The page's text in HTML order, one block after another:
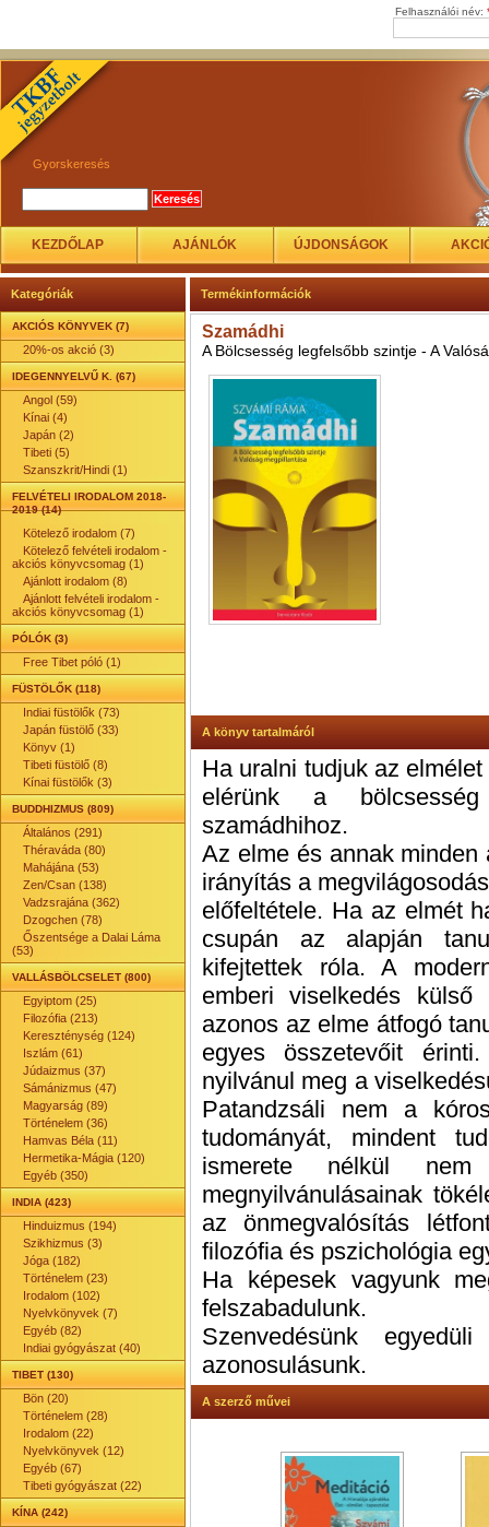
Felhasználói név:
Gyorskeresés
KEZDŐLAP AJÁNLÓK ÚJDONSÁGOK
Kategóriák
AKCIÓS KÖNYVEK (7)
20%-os akció (3)
IDEGENNYELVŰ K. (67)
Angol (59)
Kínai (4)
Japán (2)
Tibeti (5)
Szanszkrit/Hindi (1)
FELVÉTELI IRODALOM 2018-
2019 (14)
Kötelező irodalom (7)
Kötelező felvételi irodalom -
akciós könyvcsomag (1)
Ajánlott irodalom (8)
Ajánlott felvételi irodalom -
akciós könyvcsomag (1)
PÓLÓK (3)
Free Tibet póló (1)
FÜSTÖLŐK (118)
Indiai füstölők (73)
Japán füstölő (33)
Könyv (1)
Tibeti füstölő (8)
Kínai füstölők (3)
BUDDHIZMUS (809)
Általános (291)
Théraváda (80)
Mahájána (53)
Zen/Csan (138)
Vadzsrajána (362)
Dzogchen (78)
Őszentsége a Dalai Láma
(53)
VALLÁSBÖLCSELET (800)
Egyiptom (25)
Filozófia (213)
Kereszténység (124)
Iszlám (61)
Júdaizmus (37)
Sámánizmus (47)
Magyarság (89)
Történelem (36)
Hamvas Béla (11)
Hermetika-Mágia (120)
Egyéb (350)
INDIA (423)
Hinduizmus (194)
Szikhizmus (3)
Jóga (182)
Történelem (23)
Irodalom (102)
Nyelvkönyvek (7)
Egyéb (82)
Indiai gyógyászat (40)
TIBET (130)
Bön (20)
Történelem (28)
Irodalom (22)
Nyelvkönyvek (12)
Egyéb (67)
Tibeti gyógyászat (22)
KÍNA (242)
Termékinformációk
Szamádhi
A Bölcsesség legfelsőbb szintje - A
A könyv tartalmáról
Ha uralni tudjuk az
elérünk a
szamádhihoz.
Az elme és annak minden
irányítás a
előfeltétele. Ha az elmét
csupán az alapján
kifejtettek róla. A
emberi viselkedés
azonos az elme átfogó
egyes összetevőit
nyilvánul meg a
Patandzsáli nem a
tudományát, mindent
ismerete nélkül
megnyilvánulásainak
az önmegvalósítás
filozófia és pszichológia
Ha képesek vagyunk
felszabadulunk.
Szenvedésünk
azonosulásunk.
A szerző művei